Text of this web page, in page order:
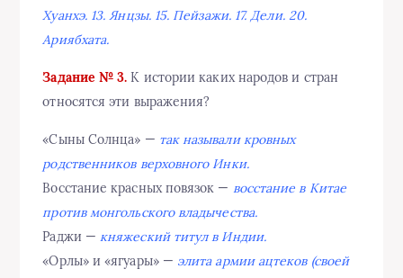
Хуанхэ. 13. Янцзы. 15. Пейзажи. 17. Дели. 20.
Ариябхата.
Задание № 3. К истории каких народов и стран
относятся эти выражения?
«Сыны Солнца» — так называли кровных
родственников верховного Инки.
Восстание красных повязок — восстание в Китае
против монгольского владычества.
Раджи —княжеский титул в Индии.
«Орлы» и «ягуары» — элита армии ацтеков (своей